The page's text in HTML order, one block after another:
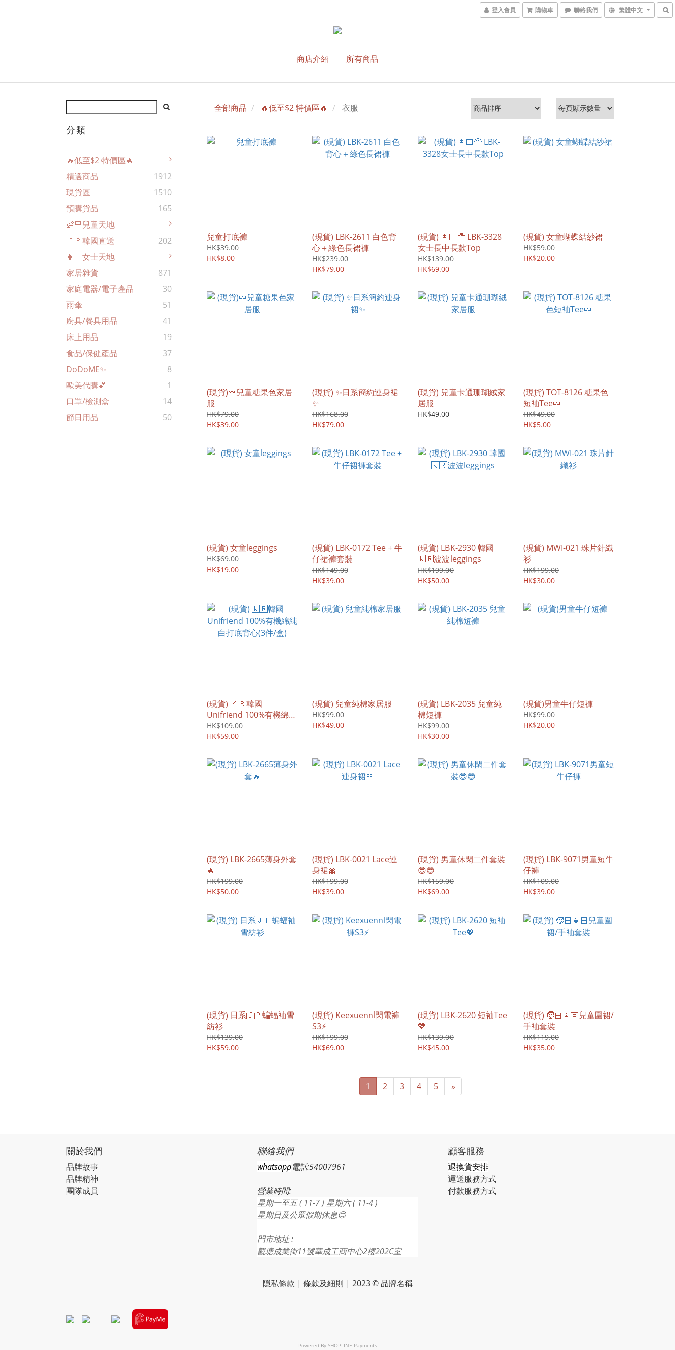
登入會員 購物車 聯絡我們 繁體中文
商店介紹 所有商品
分類
🔥低至$2 特價區🔥
精選商品
1912
現貨區
1510
預購貨品
165
👶🏻兒童天地
🇯🇵韓國直送
202
👩🏻女士天地
家居雜貨
871
家庭電器/電子產品
30
雨傘
51
廚具/餐具用品
41
床上用品
19
食品/保健產品
37
DoDoME✨
8
歐美代購💕
1
口罩/檢測盒
14
節日用品
50
全部商品 🔥低至$2 特價區🔥 衣服
兒童打底褲
HK$39.00
HK$8.00
(現貨) LBK-2611 白色背
心＋綠色長裙褲
HK$239.00
HK$79.00
(現貨) 👩🏻‍🦰 LBK-3328
女士長中長款Top
HK$139.00
HK$69.00
(現貨) 女童蝴蝶結紗裙
HK$59.00
HK$20.00
(現貨)🍬兒童糖果色家居
服
HK$79.00
HK$39.00
(現貨) ✨日系簡約連身裙
✨
HK$168.00
HK$79.00
(現貨) 兒童卡通珊瑚絨家
居服
HK$49.00
(現貨) TOT-8126 糖果色
短袖Tee🍬
HK$49.00
HK$5.00
(現貨) 女童leggings
HK$69.00
HK$19.00
(現貨) LBK-0172 Tee + 牛
仔裙褲套裝
HK$149.00
HK$39.00
(現貨) LBK-2930 韓國
🇰🇷波波leggings
HK$199.00
HK$50.00
(現貨) MWI-021 珠片針織
衫
HK$199.00
HK$30.00
(現貨) 🇰🇷韓國
Unifriend 100%有機綿純
白打底背心(3件/盒)
HK$109.00
HK$59.00
(現貨) 兒童純棉家居服
HK$99.00
HK$49.00
(現貨) LBK-2035 兒童純
棉短褲
HK$99.00
HK$30.00
(現貨)男童牛仔短褲
HK$99.00
HK$20.00
(現貨) LBK-2665薄身外套
🔥
HK$199.00
HK$50.00
(現貨) LBK-0021 Lace連
身裙🎀
HK$199.00
HK$39.00
(現貨) 男童休閑二件套裝
😎😎
HK$159.00
HK$69.00
(現貨) LBK-9071男童短牛
仔褲
HK$109.00
HK$39.00
(現貨) 日系🇯🇵蝙蝠袖雪
紡衫
HK$139.00
HK$59.00
(現貨) Keexuennl閃電褲
S3⚡️
HK$199.00
HK$69.00
(現貨) LBK-2620 短袖Tee
💖
HK$139.00
HK$45.00
(現貨) 🧒🏻👧🏻兒童圍裙/
手袖套裝
HK$119.00
HK$35.00
1 2 3 4 5 »
關於我們
品牌故事
品牌精神
團隊成員
聯絡我們
whatsapp電話:54007961
營業時間:
星期一至五 ( 11-7 ) 星期六 ( 11-4 )
星期日及公眾假期休息😊
門市地址 :
觀塘成業街11號華成工商中心2樓202C室
顧客服務
退換貨安排
運送服務方式
付款服務方式​​​
隱私條款 | 條款及細則 | 2023 © 品牌名稱
Powered By SHOPLINE Payments